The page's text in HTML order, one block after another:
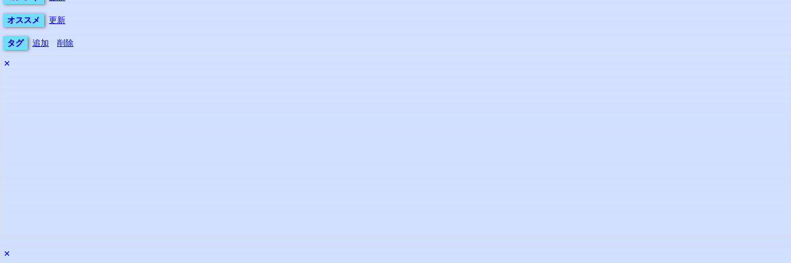
オススメ 更新
タグ 追加 削除
✕
✕